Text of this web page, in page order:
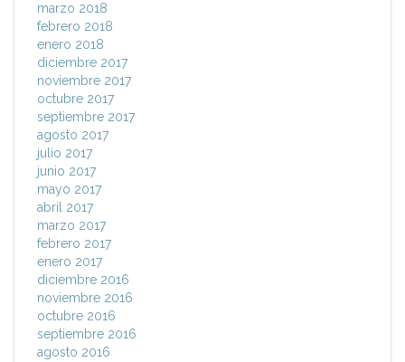
marzo 2018
febrero 2018
enero 2018
diciembre 2017
noviembre 2017
octubre 2017
septiembre 2017
agosto 2017
julio 2017
junio 2017
mayo 2017
abril 2017
marzo 2017
febrero 2017
enero 2017
diciembre 2016
noviembre 2016
octubre 2016
septiembre 2016
agosto 2016